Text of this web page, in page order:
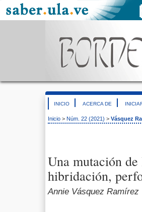
INICIO ACERCA DE
Inicio > Núm. 22 (2021) > Vásquez
Una mutación
hibridación,
Annie Vásquez Ramírez